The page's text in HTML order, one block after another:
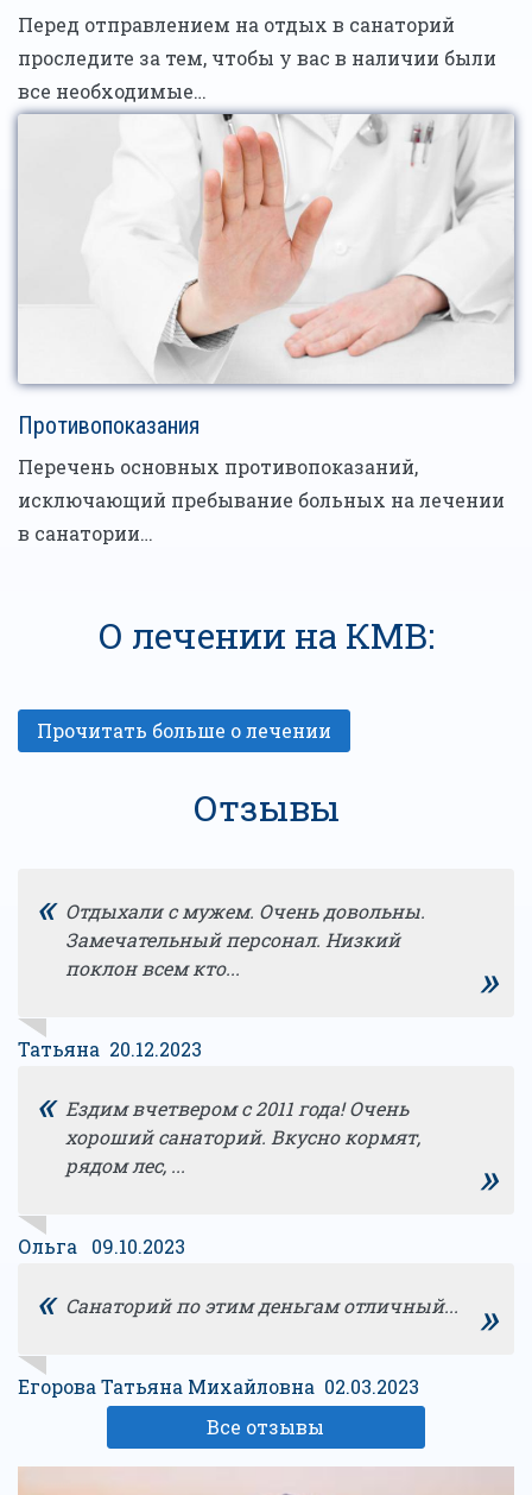
Перед отправлением на отдых в санаторий
проследите за тем, чтобы у вас в наличии были
все необходимые…
Противопоказания
Перечень основных противопоказаний,
исключающий пребывание больных на лечении
в санатории…
О лечении на КМВ:
Отзывы
« Отдыхали с мужем. Очень довольны.
Замечательный персонал. Низкий
поклон всем кто...
»
Татьяна 20.12.2023
« Ездим вчетвером с 2011 года! Очень
хороший санаторий. Вкусно кормят,
рядом лес, ...
»
Ольга 09.10.2023
« Санаторий по этим деньгам отличный... »
Егорова Татьяна Михайловна 02.03.2023
Все отзывы